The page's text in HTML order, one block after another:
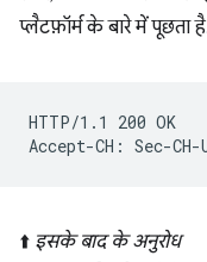
प्लैटफ़ॉर्म के बारे में पूछता
HTTP/1.1 200 OK
⬆️ इसके बाद के अनुरोध